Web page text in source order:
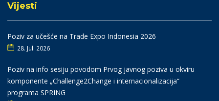
Vijesti
Poziv za učešće na Trade Expo Indonesia 2026
28. Juli 2026
Poziv na info sesiju povodom Prvog javnog poziva u okviru
komponente „Challenge2Change i internacionalizacija“
programa SPRING